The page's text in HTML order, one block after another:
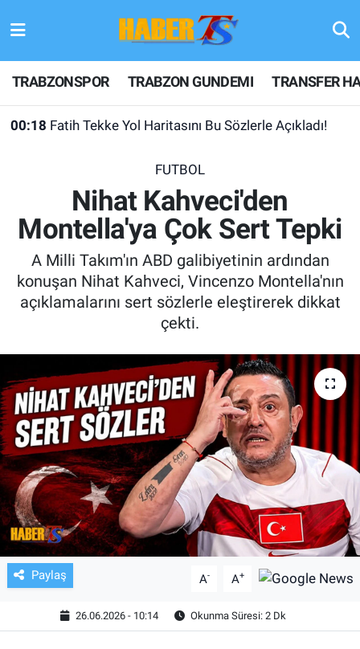
TRABZONSPOR TRABZON GUNDEMI TRANSFER
00:18 Fatih Tekke Yol Haritasını Bu Sözlerle Açıkladı!
FUTBOL
Nihat Kahveci'den
Montella'ya Çok Sert Tepki
A Milli Takım'ın ABD galibiyetinin ardından
konuşan Nihat Kahveci, Vincenzo Montella'nın
açıklamalarını sert sözlerle eleştirerek dikkat
çekti.
Paylaş A- A+
26.06.2026 - 10:14 Okunma Süresi: 2 Dk
TRABZONSPOR
TRABZON GUNDEMI
KULİS MEYDANI
1461 TRABZON
FUTBOL
TV VE SİNEMA
BASKETBOL
SAĞLIK
GENEL
KÜLTÜR SANAT
EKONOMİ
Hava Durumu
Trafik Durumu
Son Dakika Haberleri
Haber Arşivi